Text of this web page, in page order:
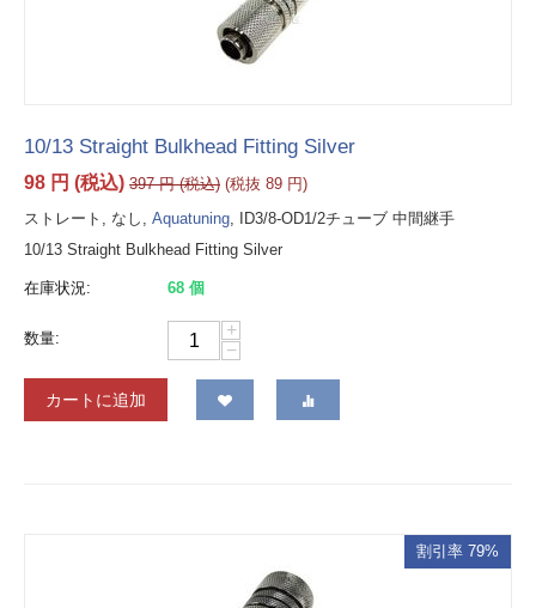
10/13 Straight Bulkhead Fitting Silver
98 円 (税込) 397 円(税込) (税抜 89 円)
ストレート, なし, Aquatuning, ID3/8-OD1/2チューブ 中間継手
10/13 Straight Bulkhead Fitting Silver
在庫状況: 68 個
数量:
+
−
カートに追加
割引率 79%